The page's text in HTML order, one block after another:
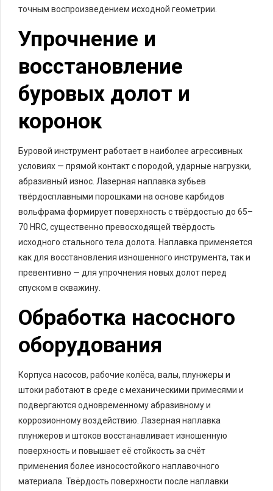
точным воспроизведением исходной геометрии.
Упрочнение и
восстановление
буровых долот и
коронок
Буровой инструмент работает в наиболее агрессивных
условиях — прямой контакт с породой, ударные нагрузки,
абразивный износ. Лазерная наплавка зубьев
твёрдосплавными порошками на основе карбидов
вольфрама формирует поверхность с твёрдостью до 65–
70 HRC, существенно превосходящей твёрдость
исходного стального тела долота. Наплавка применяется
как для восстановления изношенного инструмента, так и
превентивно — для упрочнения новых долот перед
спуском в скважину.
Обработка насосного
оборудования
Корпуса насосов, рабочие колёса, валы, плунжеры и
штоки работают в среде с механическими примесями и
подвергаются одновременному абразивному и
коррозионному воздействию. Лазерная наплавка
плунжеров и штоков восстанавливает изношенную
поверхность и повышает её стойкость за счёт
применения более износостойкого наплавочного
материала. Твёрдость поверхности после наплавки